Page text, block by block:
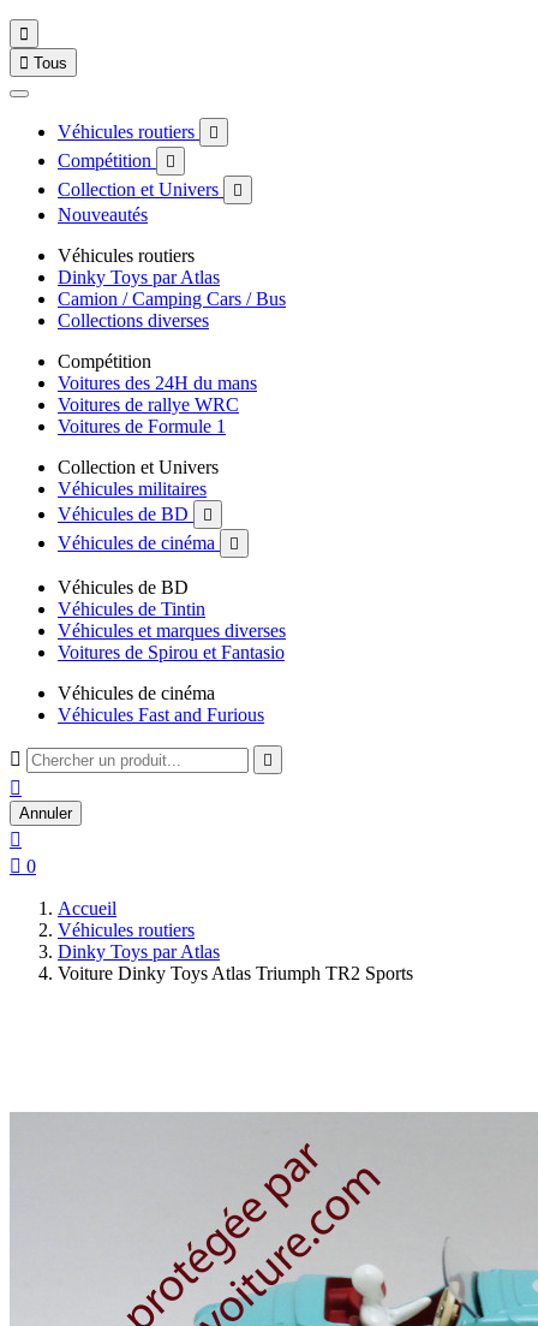

 Tous
Véhicules routiers 
Compétition 
Collection et Univers 
Nouveautés
Véhicules routiers
Dinky Toys par Atlas
Camion / Camping Cars / Bus
Collections diverses
Compétition
Voitures des 24H du mans
Voitures de rallye WRC
Voitures de Formule 1
Collection et Univers
Véhicules militaires
Véhicules de BD

Véhicules de cinéma 
Véhicules de BD
Véhicules de Tintin
Véhicules et marques diverses
Voitures de Spirou et Fantasio
Véhicules de cinéma
Véhicules Fast and Furious
 

Annuler

 0
Accueil
Véhicules routiers
Dinky Toys par Atlas
Voiture Dinky Toys Atlas Triumph TR2 Sports